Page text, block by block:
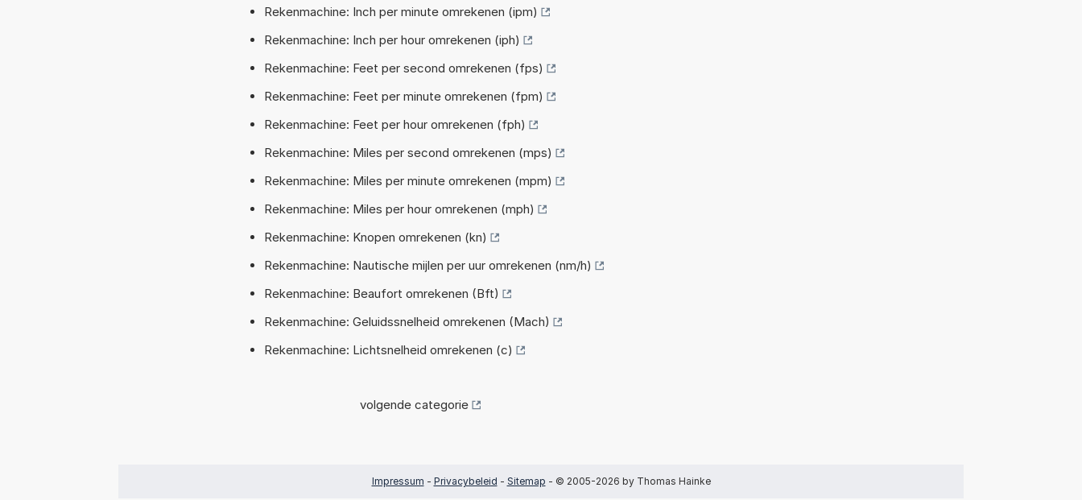
Rekenmachine: Inch per minute omrekenen (ipm)
Rekenmachine: Inch per hour omrekenen (iph)
Rekenmachine: Feet per second omrekenen (fps)
Rekenmachine: Feet per minute omrekenen (fpm)
Rekenmachine: Feet per hour omrekenen (fph)
Rekenmachine: Miles per second omrekenen (mps)
Rekenmachine: Miles per minute omrekenen (mpm)
Rekenmachine: Miles per hour omrekenen (mph)
Rekenmachine: Knopen omrekenen (kn)
Rekenmachine: Nautische mijlen per uur omrekenen (nm/h)
Rekenmachine: Beaufort omrekenen (Bft)
Rekenmachine: Geluidssnelheid omrekenen (Mach)
Rekenmachine: Lichtsnelheid omrekenen (c)
volgende categorie
Impressum - Privacybeleid - Sitemap - © 2005-2026 by Thomas Hainke